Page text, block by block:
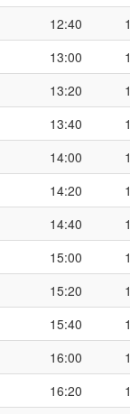
12:40
13:00
13:20
13:40
14:00
14:20
14:40
15:00
15:20
15:40
16:00
16:20